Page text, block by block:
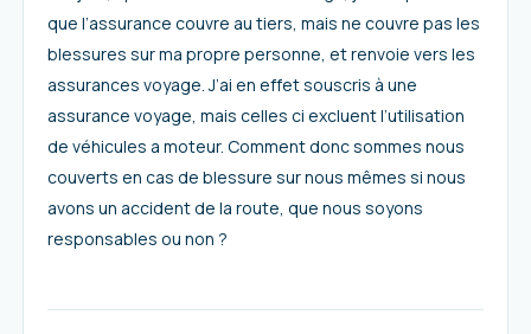
que l’assurance couvre au tiers, mais ne couvre pas les
blessures sur ma propre personne, et renvoie vers les
assurances voyage. J’ai en effet souscris à une
assurance voyage, mais celles ci excluent l’utilisation
de véhicules a moteur. Comment donc sommes nous
couverts en cas de blessure sur nous mêmes si nous
avons un accident de la route, que nous soyons
responsables ou non ?